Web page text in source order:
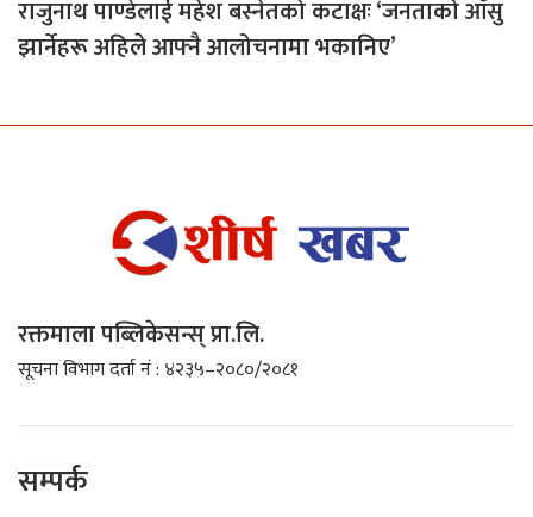
राजुनाथ पाण्डेलाई महेश बस्नेतको कटाक्षः ‘जनताको आँसु
झार्नेहरू अहिले आफ्नै आलोचनामा भकानिए’
रक्तमाला पब्लिकेसन्स् प्रा.लि.
सूचना विभाग दर्ता नं : ४२३५–२०८०/२०८१
सम्पर्क